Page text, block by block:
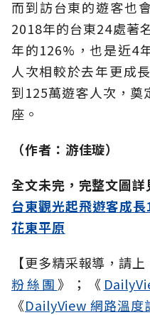
而到訪台東的遊客也
2018年的台東24處著
年的126%，也是近4
人次相較於去年更成
到125萬遊客人次，奠
座。
（作者：游佳璇）
全文未完，完整文圖詳
台東觀光起飛遊客成
花東平原
【更多精采報導，請上
粉絲團》；《
《DailyView 網路溫度